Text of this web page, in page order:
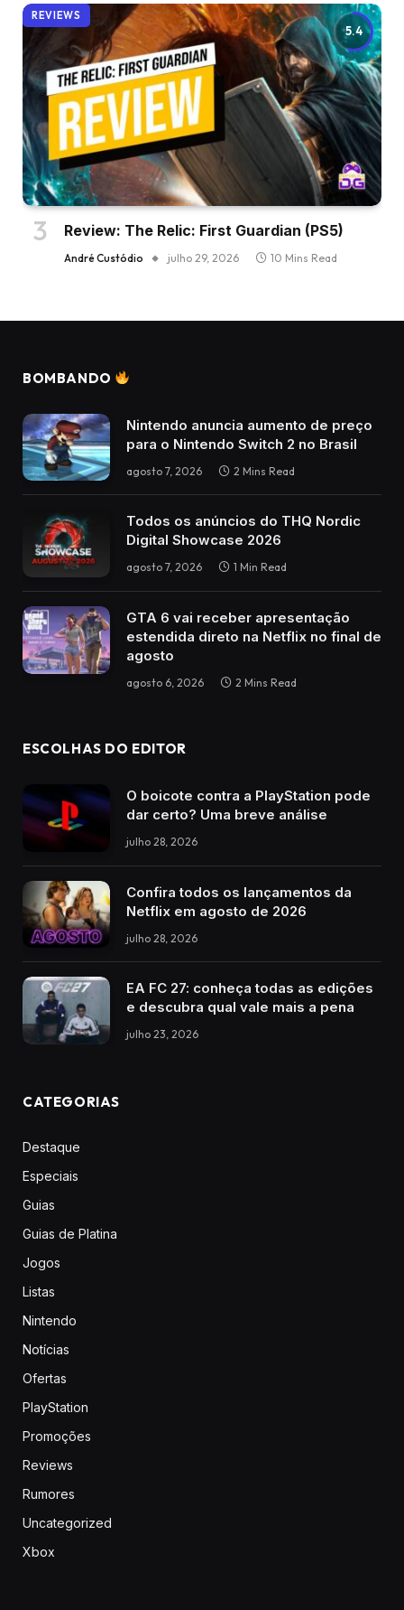
5.4
REVIEWS
Review: The Relic: First Guardian (PS5)
André Custódio julho 29, 2026 10 Mins Read
BOMBANDO
Nintendo anuncia aumento de preço
para o Nintendo Switch 2 no Brasil
agosto 7, 2026 2 Mins Read
Todos os anúncios do THQ Nordic
Digital Showcase 2026
agosto 7, 2026 1 Min Read
GTA 6 vai receber apresentação
estendida direto na Netflix no final de
agosto
agosto 6, 2026 2 Mins Read
ESCOLHAS DO EDITOR
O boicote contra a PlayStation pode
dar certo? Uma breve análise
julho 28, 2026
Confira todos os lançamentos da
Netflix em agosto de 2026
julho 28, 2026
EA FC 27: conheça todas as edições
e descubra qual vale mais a pena
julho 23, 2026
CATEGORIAS
Destaque
Especiais
Guias
Guias de Platina
Jogos
Listas
Nintendo
Notícias
Ofertas
PlayStation
Promoções
Reviews
Rumores
Uncategorized
Xbox